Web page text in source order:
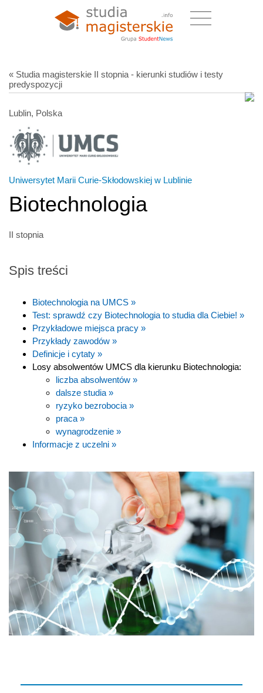
« Studia magisterskie II stopnia - kierunki studiów i testy
predyspozycji
Lublin, Polska
Uniwersytet Marii Curie-Skłodowskiej w Lublinie
Biotechnologia
II stopnia
Spis treści
Biotechnologia na UMCS »
Test: sprawdź czy Biotechnologia to studia dla Ciebie! »
Przykładowe miejsca pracy »
Przykłady zawodów »
Definicje i cytaty »
Losy absolwentów UMCS dla kierunku Biotechnologia:
liczba absolwentów »
dalsze studia »
ryzyko bezrobocia »
praca »
wynagrodzenie »
Informacje z uczelni »